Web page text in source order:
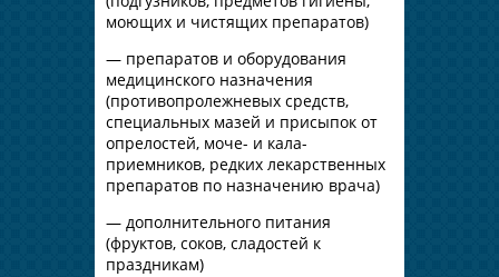
моющих и чистящих препаратов)
— препаратов и оборудования
медицинского назначения
(противопролежневых средств,
специальных мазей и присыпок от
опрелостей, моче- и кала-
приемников, редких лекарственных
препаратов по назначению врача)
— дополнительного питания
(фруктов, соков, сладостей к
праздникам)